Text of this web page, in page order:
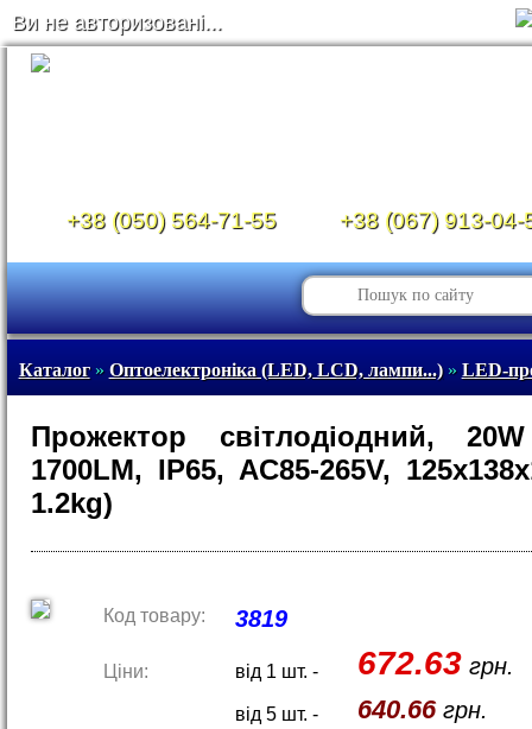
Ви не авторизовані...
+38 (050) 564-71-55 +38 (067) 913-04-
Каталог» Оптоелектроніка (LED, LCD, лампи...)» LED-
Прожектор світлодіодний,
1700LM, IP65, AC85-265V,
1.2kg)
Код товару: 3819
Ціни: від 1 шт. - 672.63грн.
від 5 шт. - 640.66грн.